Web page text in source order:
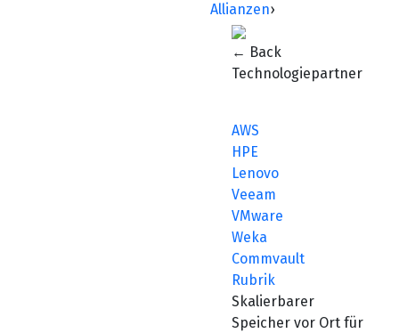
Allianzen›
← Back
Technologiepartner
AWS
HPE
Lenovo
Veeam
VMware
Weka
Commvault
Rubrik
Skalierbarer
Speicher vor Ort für